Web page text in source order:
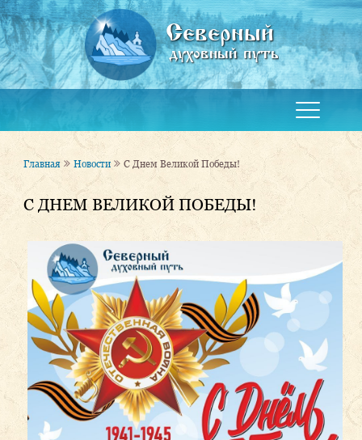
Северный
духовный путь
Главная Новости С Днем Великой Победы!
С ДНЕМ ВЕЛИКОЙ ПОБЕДЫ!